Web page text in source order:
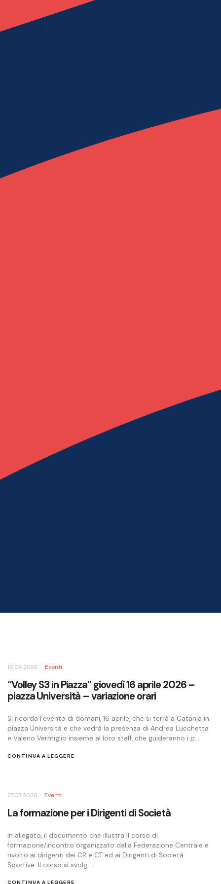
15.04.2026 Eventi
“Volley S3 in Piazza” giovedì 16 aprile 2026 –
piazza Università – variazione orari
Si ricorda l’evento di domani, 16 aprile, che si terrà a Catania in
piazza Università e che vedrà la presenza di Andrea Lucchetta
e Valerio Vermiglio insieme al loro staff, che guideranno i p...
CONTINUA A LEGGERE
27.03.2026 Eventi
La formazione per i Dirigenti di Società
In allegato, il documento che illustra il corso di
formazione/incontro organizzato dalla Federazione Centrale e
rivolto ai dirigenti dei CR e CT ed ai Dirigenti di Società
Sportive. Il corso si svolg...
CONTINUA A LEGGERE